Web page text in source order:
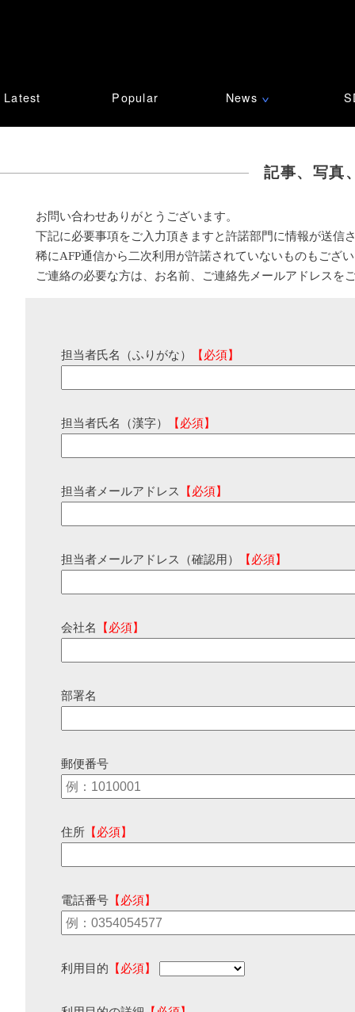
Latest Popular News ∨
記事、写真
お問い合わせありがとうございます。
下記に必要事項をご入力頂きますと許諾部門に情報が送信
稀にAFP通信から二次利用が許諾されていないものもござ
ご連絡の必要な方は、お名前、ご連絡先メールアドレスを
担当者氏名（ふりがな） 【必須】
担当者氏名（漢字） 【必須】
担当者メールアドレス 【必須】
担当者メールアドレス（確認用） 【必須】
会社名 【必須】
部署名
郵便番号
住所 【必須】
電話番号 【必須】
利用目的 【必須】